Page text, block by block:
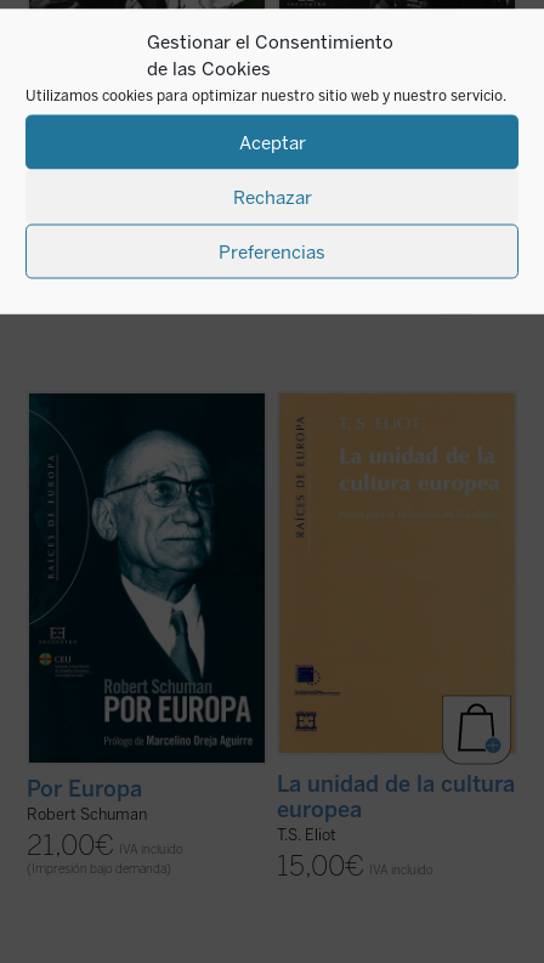
Gestionar el Consentimiento
de las Cookies
Utilizamos cookies para optimizar nuestro sitio web y nuestro servicio.
Aceptar
Rechazar
Preferencias
Pan-Europa
Richard N. Coudenhove-Kalergi
19,50€ IVA incluido
comenzado
16,00
Prólogo de Marcelino Oreja Aguirre
«Tuvimos que combatir no solamente las
pretensiones de hegemonía y la creencia
en la superioridad, sino también las
estrecheces del nacionalismo político, el
proteccionismo autárquico, el ... (ver ficha)
Por Europa
Robert Schuman
21,00€ IVA incluido
(Impresión bajo demanda)
propongo, como podría parecer tras un
ligero vistazo al contenido, bosquejar una
filosofía social o política. Tampoco está
este libro pensado para ser mero vehículo
de mis observaciones acerca de ... (ver
ficha)
La unidad de la cultura
europea
T.S. Eliot
15,00€ IVA incluido